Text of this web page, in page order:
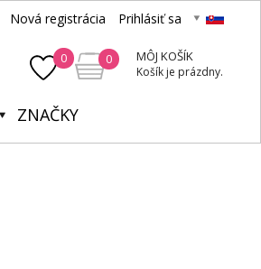
Nová registrácia Prihlásiť sa
0 0 MÔJ KOŠÍK
Košík je prázdny.
ZNAČKY